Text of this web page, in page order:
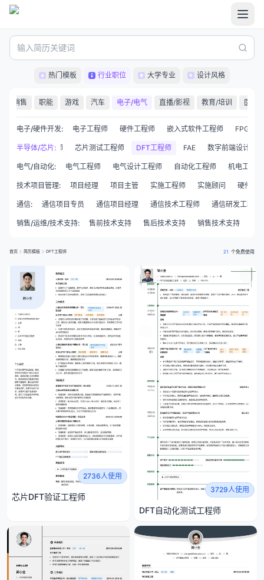
热门模板 行业职位 大学专业 设计风格
销售 职能 游戏 汽车 电子/电气 直播/影视 教育/培训 医疗/
电子/硬件开发: 电子工程师 硬件工程师 嵌入式软件工程师 FPGA开
半导体/芯片:
模拟版图设计工程师 芯片测试工程师 DFT工程师 FAE 数字前端设计师
电气/自动化: 电气工程师 电气设计工程师 自动化工程师 机电工程师
技术项目管理: 项目经理 项目主管 实施工程师 实施顾问 硬件项
通信: 通信项目专员 通信项目经理 通信技术工程师 通信研发工程师
销售/运维/技术支持: 售前技术支持 售后技术支持 销售技术支持
首页 简历模板 DFT工程师 21 个免费使用
2736人使用
芯片DFT验证工程师
3729人使用
DFT自动化测试工程师